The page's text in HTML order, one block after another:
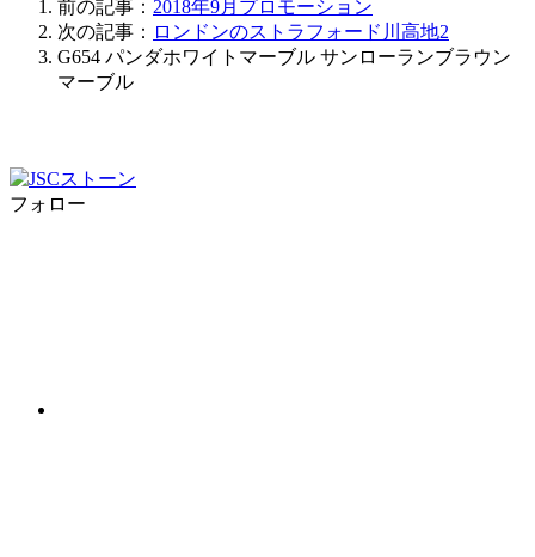
前の記事： 2018年9月プロモーション
次の記事： ロンドンのストラフォード川高地2
G654 パンダホワイトマーブル サンローランブラウン
マーブル
フォロー